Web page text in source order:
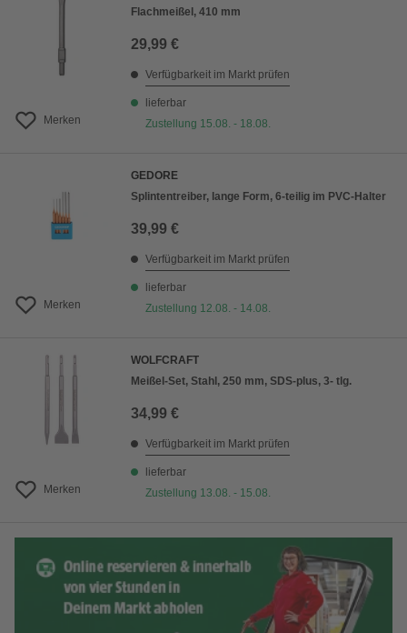
Merken
Flachmeißel, 410 mm
29,99 €
Verfügbarkeit im Markt prüfen
lieferbar
Zustellung 15.08. - 18.08.
Merken
GEDORE
Splintentreiber, lange Form, 6-teilig im PVC-Halter
39,99 €
Verfügbarkeit im Markt prüfen
lieferbar
Zustellung 12.08. - 14.08.
Merken
WOLFCRAFT
Meißel-Set, Stahl, 250 mm, SDS-plus, 3- tlg.
34,99 €
Verfügbarkeit im Markt prüfen
lieferbar
Zustellung 13.08. - 15.08.